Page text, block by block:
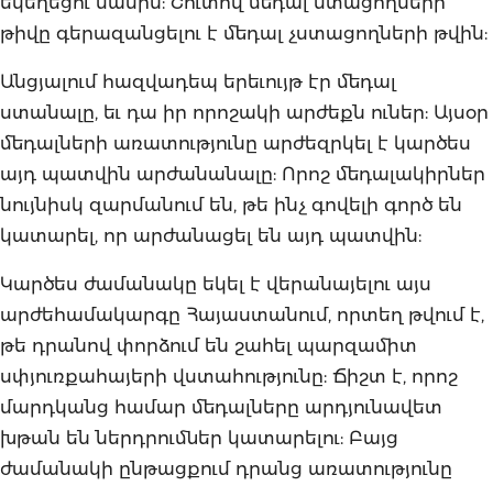
թիվը գերազանցելու է մեդալ չստացողների թվին:
Անցյալում հազվադեպ երեւույթ էր մեդալ
ստանալը, եւ դա իր որոշակի արժեքն ուներ: Այսօր
մեդալների առատությունը արժեզրկել է կարծես
այդ պատվին արժանանալը: Որոշ մեդալակիրներ
նույնիսկ զարմանում են, թե ինչ գովելի գործ են
կատարել, որ արժանացել են այդ պատվին:
Կարծես ժամանակը եկել է վերանայելու այս
արժեհամակարգը Հայաստանում, որտեղ թվում է,
թե դրանով փորձում են շահել պարզամիտ
սփյուռքահայերի վստահությունը: Ճիշտ է, որոշ
մարդկանց համար մեդալները արդյունավետ
խթան են ներդրումներ կատարելու: Բայց
ժամանակի ընթացքում դրանց առատությունը